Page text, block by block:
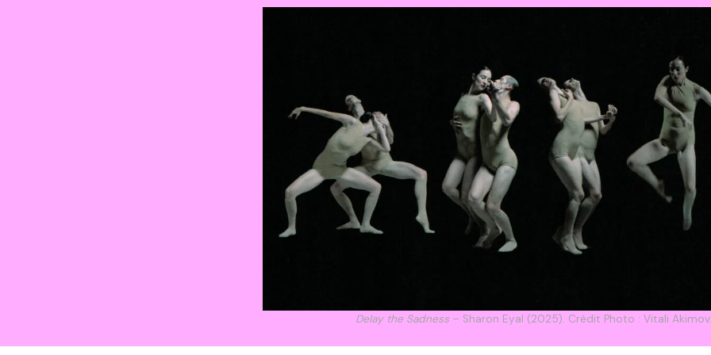
Delay the Sadness– Sharon Eyal (2025). Crédit Photo : Vitali Akimov.